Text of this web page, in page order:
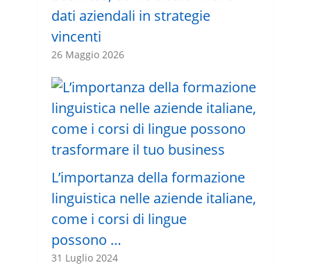
dati aziendali in strategie
vincenti
26 Maggio 2026
L’importanza della formazione
linguistica nelle aziende italiane,
come i corsi di lingue
possono …
31 Luglio 2024